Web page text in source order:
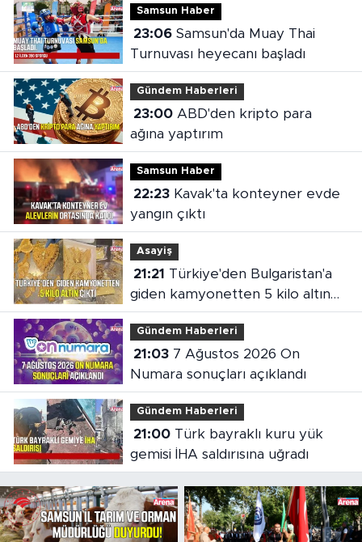
Samsun Haber
23:06Samsun'da Muay Thai
Turnuvası heyecanı başladı
Gündem Haberleri
23:00ABD'den kripto para
ağına yaptırım
Samsun Haber
22:23Kavak'ta konteyner evde
yangın çıktı
Asayiş
21:21
giden kamyonetten 5 kilo altın
çıktı
Gündem Haberleri
21:037 Ağustos 2026 On
Numara sonuçları açıklandı
Gündem Haberleri
21:00Türk bayraklı kuru yük
gemisi İHA saldırısına uğradı